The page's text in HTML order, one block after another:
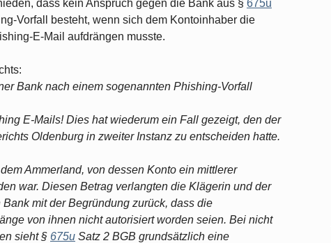
dass kein Anspruch gegen die Bank aus § 675u
Vorfall besteht, wenn sich dem Kontoinhaber die
E-Mail aufdrängen musste.
Bank nach einem sogenannten Phishing-Vorfall
E-Mails! Dies hat wiederum ein Fall gezeigt, den der
Oldenburg in zweiter Instanz zu entscheiden hatte.
Ammerland, von dessen Konto ein mittlerer
war. Diesen Betrag verlangten die Klägerin und der
mit der Begründung zurück, dass die
von ihnen nicht autorisiert worden seien. Bei nicht
sieht § 675u Satz 2 BGB grundsätzlich eine